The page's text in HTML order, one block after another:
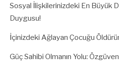
Sosyal İlişkilerinizdeki En Büyük
Duygusu!
İçinizdeki Ağlayan Çocuğu
Güç Sahibi Olmanın Yolu: